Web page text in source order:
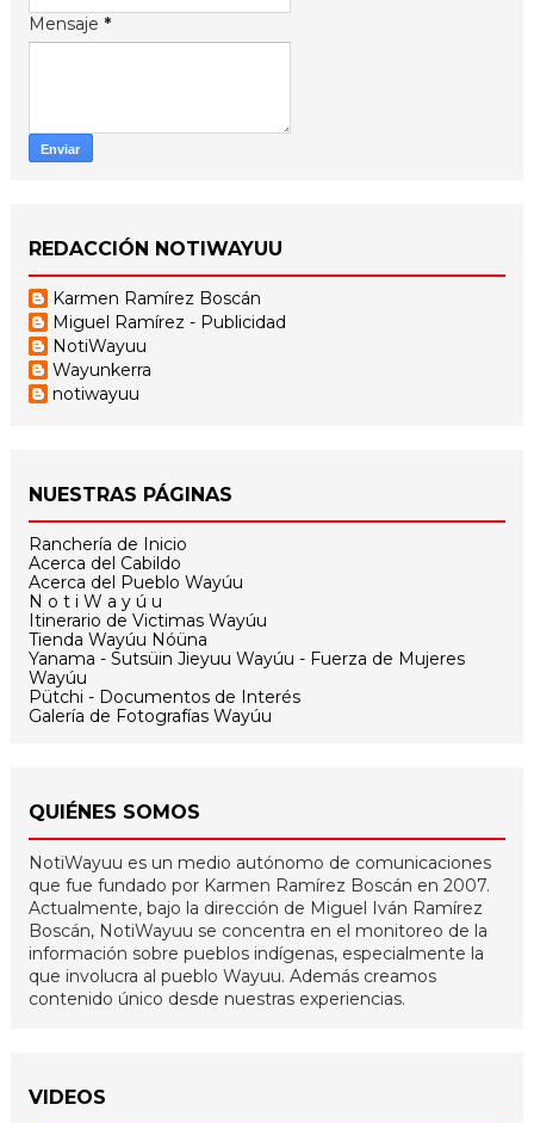
Mensaje *
REDACCIÓN NOTIWAYUU
Karmen Ramírez Boscán
Miguel Ramírez - Publicidad
NotiWayuu
Wayunkerra
notiwayuu
NUESTRAS PÁGINAS
Ranchería de Inicio
Acerca del Cabildo
Acerca del Pueblo Wayúu
N o t i W a y ú u
Itinerario de Victimas Wayúu
Tienda Wayúu Nóüna
Yanama - Sutsüin Jieyuu Wayúu - Fuerza de Mujeres
Wayúu
Pütchi - Documentos de Interés
Galería de Fotografías Wayúu
QUIÉNES SOMOS
NotiWayuu es un medio autónomo de comunicaciones
que fue fundado por Karmen Ramírez Boscán en 2007.
Actualmente, bajo la dirección de Miguel Iván Ramírez
Boscán, NotiWayuu se concentra en el monitoreo de la
información sobre pueblos indígenas, especialmente la
que involucra al pueblo Wayuu. Además creamos
contenido único desde nuestras experiencias.
VIDEOS